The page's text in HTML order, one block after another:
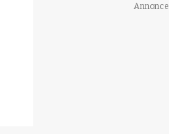
Annonce